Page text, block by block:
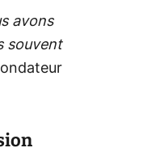
avons
souvent